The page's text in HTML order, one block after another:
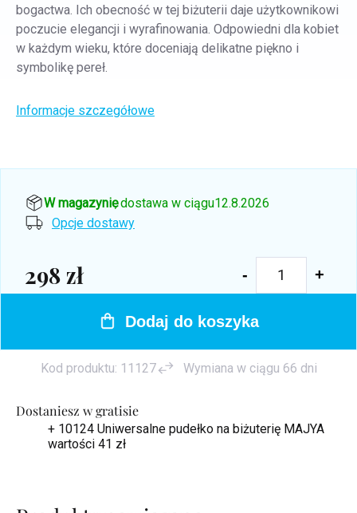
Dostaniesz w gratisie
+ 10124 Uniwersalne pudełko na biżuterię MAJYA
wartości 41 zł
bogactwa. Ich obecność w tej biżuterii daje użytkownikowi
poczucie elegancji i wyrafinowania. Odpowiedni dla kobiet
w każdym wieku, które doceniają delikatne piękno i
symbolikę pereł.
Informacje szczegółowe
W magazynie, dostawa w ciągu12.8.2026
Opcje dostawy
298 zł
Cena
Dodaj do koszyka
Kod produktu: 11127 Wymiana w ciągu 66 dni